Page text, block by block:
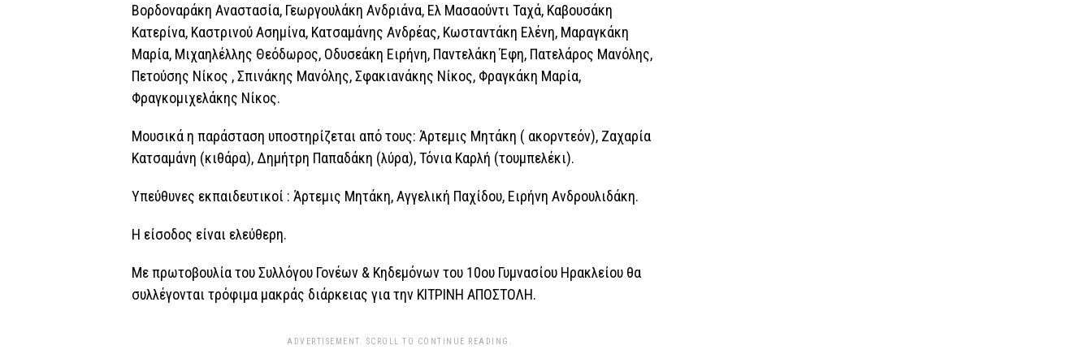
Βορδοναράκη Αναστασία, Γεωργουλάκη Ανδριάνα, Ελ Μασαούντι Ταχά, Καβουσάκη
Κατερίνα, Καστρινού Ασημίνα, Κατσαμάνης Ανδρέας, Κωσταντάκη Ελένη, Μαραγκάκη
Μαρία, Μιχαηλέλλης Θεόδωρος, Οδυσεάκη Ειρήνη, Παντελάκη Έφη, Πατελάρος Μανόλης,
Πετούσης Νίκος , Σπινάκης Μανόλης, Σφακιανάκης Νίκος, Φραγκάκη Μαρία,
Φραγκομιχελάκης Νίκος.
Μουσικά η παράσταση υποστηρίζεται από τους: Άρτεμις Μητάκη ( ακορντεόν), Ζαχαρία
Κατσαμάνη (κιθάρα), Δημήτρη Παπαδάκη (λύρα), Τόνια Καρλή (τουμπελέκι).
Υπεύθυνες εκπαιδευτικοί : Άρτεμις Μητάκη, Αγγελική Παχίδου, Ειρήνη Ανδρουλιδάκη.
Η είσοδος είναι ελεύθερη.
Με πρωτοβουλία του Συλλόγου Γονέων & Κηδεμόνων του 10ου Γυμνασίου Ηρακλείου θα
συλλέγονται τρόφιμα μακράς διάρκειας για την ΚΙΤΡΙΝΗ ΑΠΟΣΤΟΛΗ.
ADVERTISEMENT. SCROLL TO CONTINUE READING.